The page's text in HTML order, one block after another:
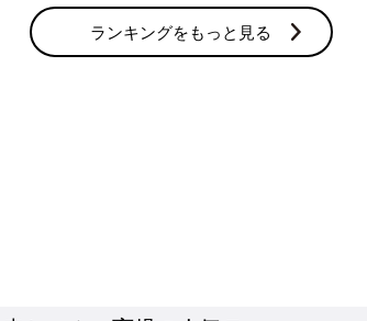
育児日記・マンガ